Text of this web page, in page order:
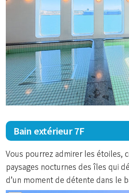
Bain extérieur 7F
Vous pourrez admirer les étoiles,
paysages nocturnes des îles qui
d’un moment de détente dans le